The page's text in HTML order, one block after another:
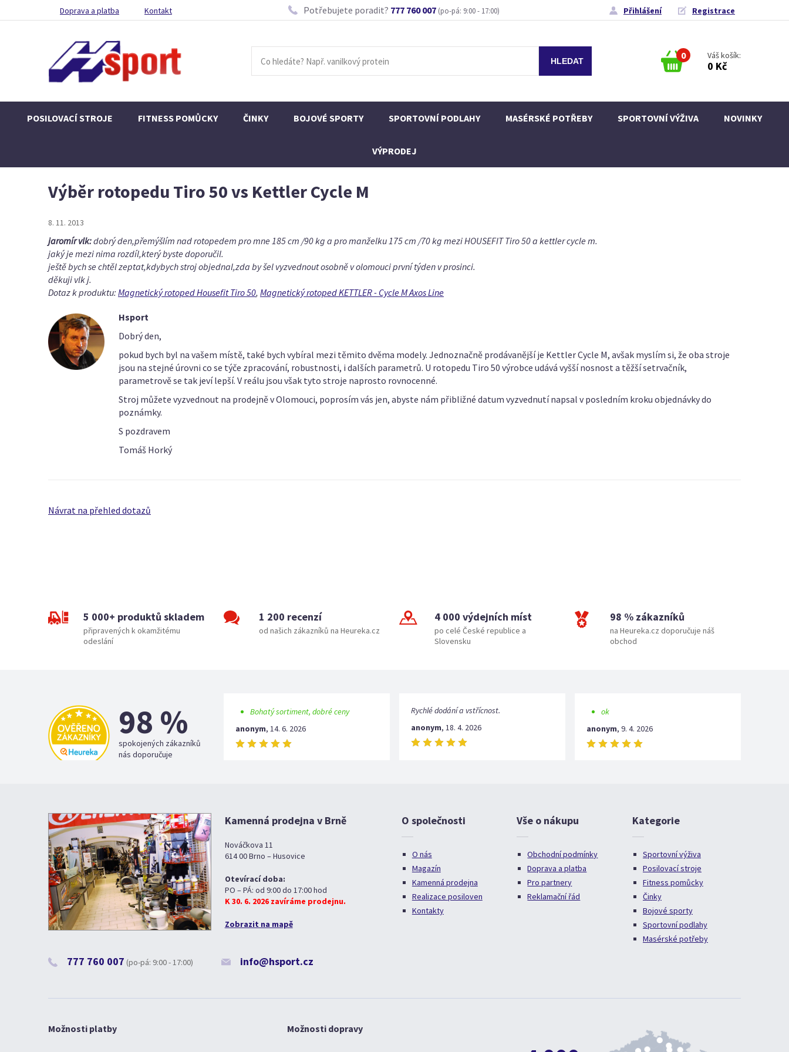
Doprava a platba Kontakt Potřebujete poradit? 777 760 007 (po-pá: 9:00 - 17:00) Přihlášení Registrace
0 Váš košík:
0 Kč
POSILOVACÍ STROJE FITNESS POMŮCKY ČINKY BOJOVÉ SPORTY SPORTOVNÍ PODLAHY MASÉRSKÉ POTŘEBY SPORTOVNÍ VÝŽIVA NOVINKY
VÝPRODEJ
Výběr rotopedu Tiro 50 vs Kettler Cycle M
8. 11. 2013
jaromír vlk:dobrý den,přemýšlím nad rotopedem pro mne 185 cm /90 kg a pro manželku 175 cm /70 kg mezi HOUSEFIT Tiro 50 a kettler cycle m.
jaký je mezi nima rozdíl,který byste doporučil.
ještě bych se chtěl zeptat,kdybych stroj objednal,zda by šel vyzvednout osobně v olomouci první týden v prosinci.
děkuji vlk j.
Dotaz k produktu: Magnetický rotoped Housefit Tiro 50, Magnetický rotoped KETTLER - Cycle M Axos Line
Hsport
Dobrý den,
pokud bych byl na vašem místě, také bych vybíral mezi těmito dvěma modely. Jednoznačně prodávanější je Kettler Cycle M, avšak myslím si, že oba stroje
jsou na stejné úrovni co se týče zpracování, robustnosti, i dalších parametrů. U rotopedu Tiro 50 výrobce udává vyšší nosnost a těžší setrvačník,
parametrově se tak jeví lepší. V reálu jsou však tyto stroje naprosto rovnocenné.
Stroj můžete vyzvednout na prodejně v Olomouci, poprosím vás jen, abyste nám přibližné datum vyzvednutí napsal v posledním kroku objednávky do
poznámky.
S pozdravem
Tomáš Horký
Návrat na přehled dotazů
5 000+ produktů skladem
připravených k okamžitému
odeslání
1 200 recenzí
od našich zákazníků na Heureka.cz
4 000 výdejních míst
po celé České republice a
Slovensku
98 % zákazníků
na Heureka.cz doporučuje náš
obchod
98 %
spokojených zákazníků
nás doporučuje
Bohatý sortiment, dobré ceny
anonym, 14. 6. 2026
Rychlé dodání a vstřícnost.
anonym, 18. 4. 2026
ok
anonym, 9. 4. 2026
Kamenná prodejna v Brně
Nováčkova 11
614 00 Brno – Husovice
Otevírací doba:
PO – PÁ: od 9:00 do 17:00 hod
K 30. 6. 2026 zavíráme prodejnu.
Zobrazit na mapě
777 760 007 (po-pá: 9:00 - 17:00) info@hsport.cz
O společnosti
O nás
Magazín
Kamenná prodejna
Realizace posiloven
Kontakty
Vše o nákupu
Obchodní podmínky
Doprava a platba
Pro partnery
Reklamační řád
Kategorie
Sportovní výživa
Posilovací stroje
Fitness pomůcky
Činky
Bojové sporty
Sportovní podlahy
Masérské potřeby
Možnosti platby Možnosti dopravy